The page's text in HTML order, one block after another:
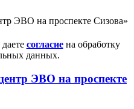
ЭВО на проспекте Сизова»
согласиена обработку
данных.
ЭВО на проспекте